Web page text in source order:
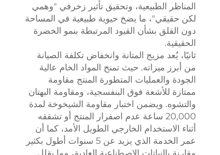
المناظر الطبيعية، وتحقيق تأثير زخرفي "وهمي
لكن حقيقي"، ما يضخ حيوية طبيعية في المساحة
دون القلق بشأن القيود المرتبطة بنمو الخضرة
الحقيقية.
ثانيًا، يُعد مزيج المتانة وانخفاض تكلفة الصيانة
من أبرز ميزاته. حيث تمنح المواد الخام عالية
الجودة والعمليات المتطورة المنتج مقاومة
ممتازة للأشعة فوق البنفسجية، ومقاومة البهتان
والتشوه. ويضمن اختبار مقاومة الشيخوخة لمدة
20,000 ساعة عدم اصفرار المنتج أو تشققه
أثناء الاستخدام الخارجي الطويل الأمد، كما أن
عمر الخدمة الذي يزيد عن 5 سنوات أطول بكثير